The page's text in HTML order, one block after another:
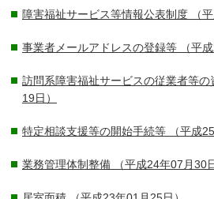
障害福祉サービス等情報公表制度 （
事業者メールアドレスの登録等 （平
訪問系障害福祉サービスの従業者等の
19日）
特定相談支援等の開始手続等 （平成
業務管理体制整備 （平成24年07月30